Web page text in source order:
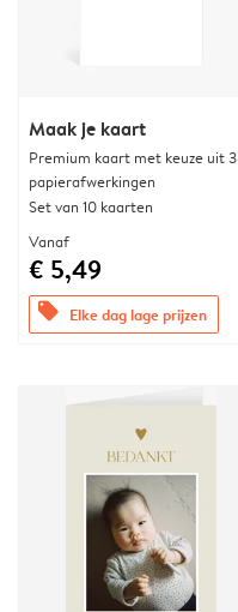
Maak je kaart
Premium kaart met keuze uit 3
papierafwerkingen
Set van 10 kaarten
Vanaf
€ 5,49
offers Elke dag lage prijzen